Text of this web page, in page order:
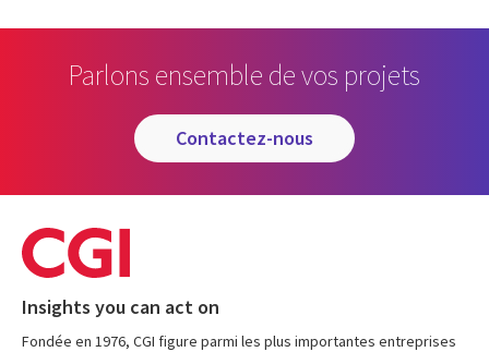
Parlons ensemble de vos projets
contactez-nous
Insights you can act on
Fondée en 1976, CGI figure parmi les plus importantes entreprises